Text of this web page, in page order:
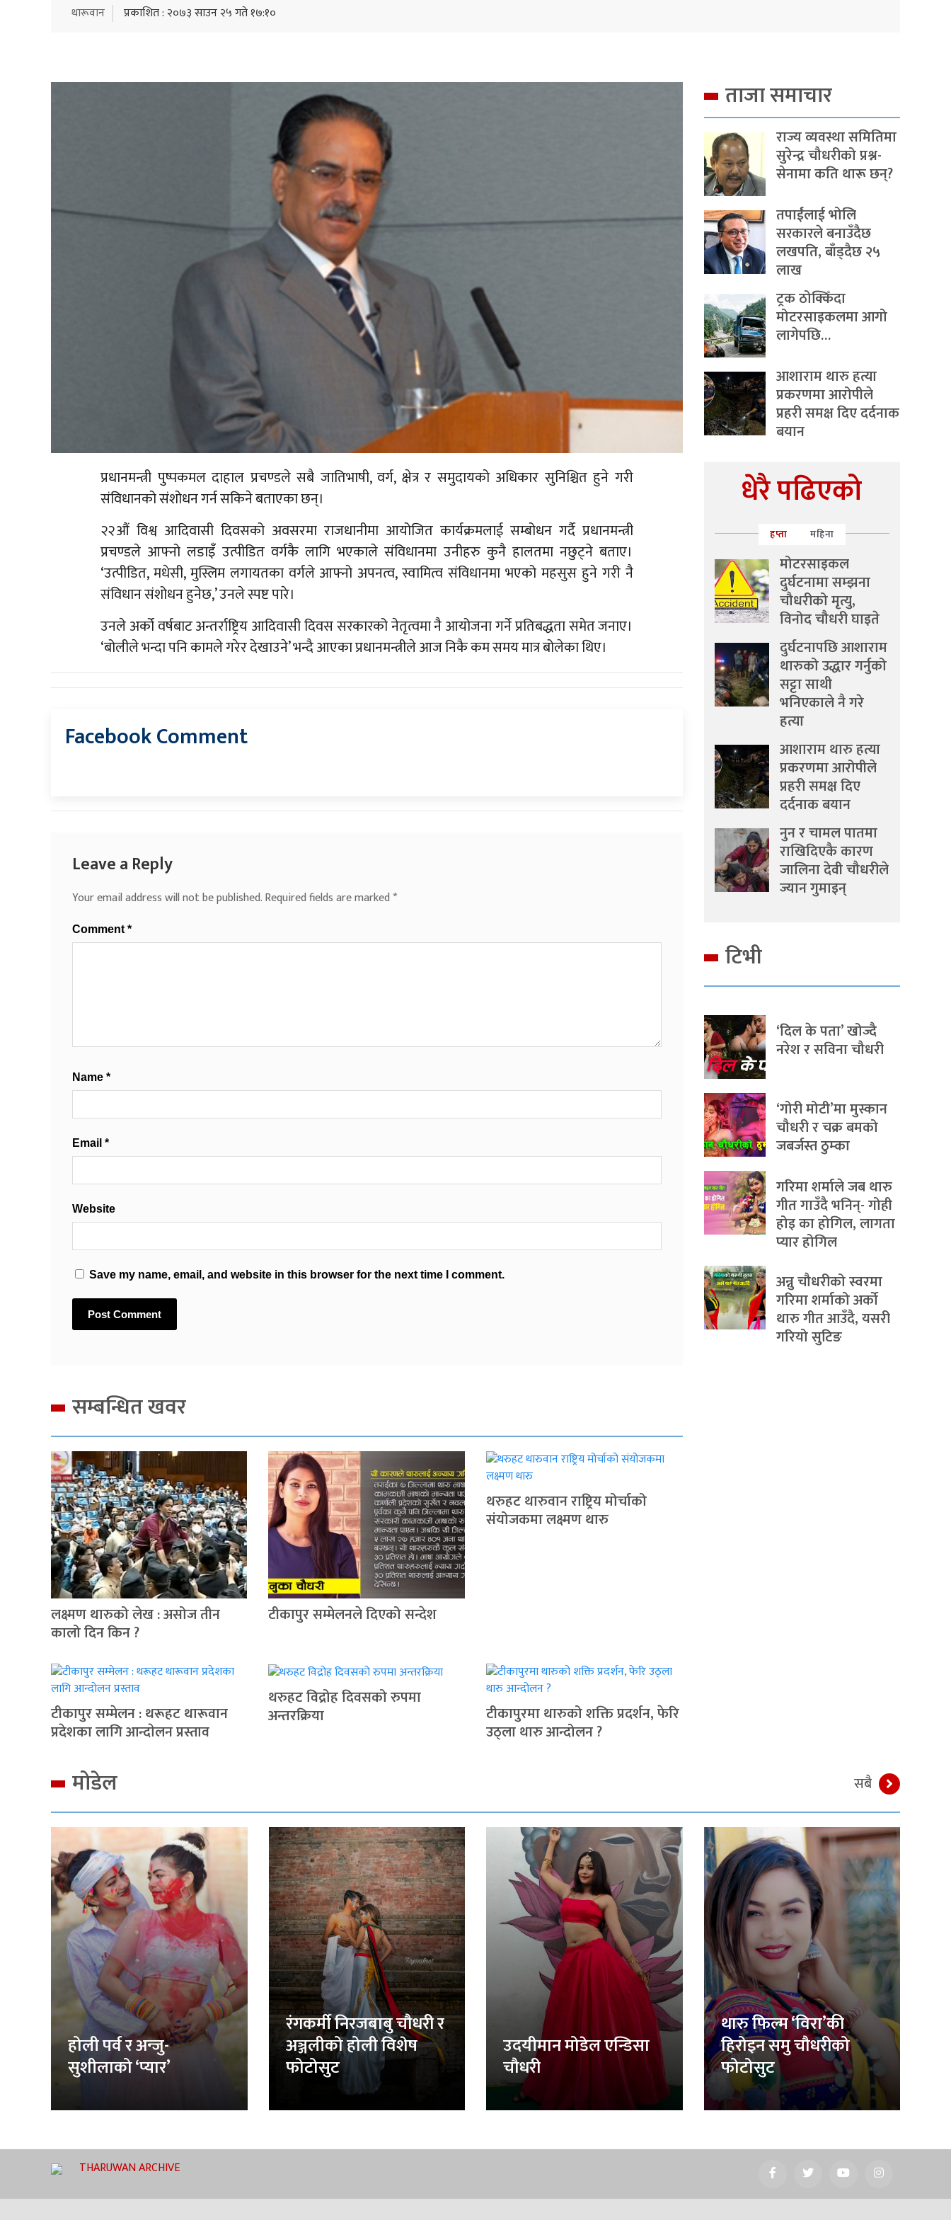
थारूवान प्रकाशित : २०७३ साउन २५ गते १७:१०
प्रधानमन्त्री पुष्पकमल दाहाल प्रचण्डले सबै जातिभाषी, वर्ग, क्षेत्र र समुदायको अधिकार सुनिश्चित हुने गरी
संविधानको संशोधन गर्न सकिने बताएका छन्।
२२औं विश्व आदिवासी दिवसको अवसरमा राजधानीमा आयोजित कार्यक्रमलाई सम्बोधन गर्दै प्रधानमन्त्री
प्रचण्डले आफ्नो लडाइँ उत्पीडित वर्गकै लागि भएकाले संविधानमा उनीहरु कुनै हालतमा नछुट्ने बताए।
‘उत्पीडित, मधेसी, मुस्लिम लगायतका वर्गले आफ्नो अपनत्व, स्वामित्व संविधानमा भएको महसुस हुने गरी नै
संविधान संशोधन हुनेछ,’ उनले स्पष्ट पारे।
उनले अर्को वर्षबाट अन्तर्राष्ट्रिय आदिवासी दिवस सरकारको नेतृत्वमा नै आयोजना गर्ने प्रतिबद्धता समेत जनाए।
‘बोलीले भन्दा पनि कामले गरेर देखाउने’ भन्दै आएका प्रधानमन्त्रीले आज निकै कम समय मात्र बोलेका थिए।
Facebook Comment
Leave a Reply
Your email address will not be published.Required fields are marked*
Comment *
Name *
Email *
Website
Save my name, email, and website in this browser for the next time I comment.
सम्बन्धित खवर
लक्ष्मण थारुको लेख : असोज तीन
कालो दिन किन ?
टीकापुर सम्मेलनले दिएको सन्देश
थरुहट थारुवान राष्ट्रिय मोर्चाको
संयोजकमा लक्ष्मण थारु
टीकापुर सम्मेलन : थरूहट थारूवान
प्रदेशका लागि आन्दाेलन प्रस्ताव
थरुहट विद्रोह दिवसको रुपमा
अन्तरक्रिया टीकापुरमा थारुको शक्ति प्रदर्शन, फेरि
उठ्ला थारु आन्दोलन ?
ताजा समाचार
राज्य व्यवस्था समितिमा
सुरेन्द्र चौधरीको प्रश्न-
सेनामा कति थारू छन्?
तपाईंलाई भोलि
सरकारले बनाउँदैछ
लखपति, बाँड्दैछ २५
लाख
ट्रक ठोक्किँदा
मोटरसाइकलमा आगो
लागेपछि…
आशाराम थारु हत्या
प्रकरणमा आरोपीले
प्रहरी समक्ष दिए दर्दनाक
बयान
धेरै पढिएको
हप्ता महिना
मोटरसाइकल
दुर्घटनामा सम्झना
चौधरीको मृत्यु,
विनोद चौधरी घाइते
दुर्घटनापछि आशाराम
थारुको उद्धार गर्नुको
सट्टा साथी
भनिएकाले नै गरे
हत्या
आशाराम थारु हत्या
प्रकरणमा आरोपीले
प्रहरी समक्ष दिए
दर्दनाक बयान
नुन र चामल पातमा
राखिदिएकै कारण
जालिना देवी चौधरीले
ज्यान गुमाइन्
टिभी
‘दिल के पता’ खोज्दै
नरेश र सविना चौधरी
‘गोरी मोटी’मा मुस्कान
चौधरी र चक्र बमको
जबर्जस्त ठुम्का
गरिमा शर्माले जब थारु
गीत गाउँदै भनिन्- गोही
होइ का होगिल, लागता
प्यार होगिल
अन्नु चौधरीको स्वरमा
गरिमा शर्माको अर्को
थारु गीत आउँदै, यसरी
गरियो सुटिङ
मोडेल सबै
होली पर्व र अन्जु-
सुशीलाको ‘प्यार’
रंगकर्मी निरजबाबु चौधरी र
अञ्जलीको होली विशेष
फोटोसुट
उदयीमान मोडेल एन्डिसा
चौधरी
थारु फिल्म ‘विरा’की
हिरोइन समु चौधरीको
फोटोसुट
THARUWAN ARCHIVE